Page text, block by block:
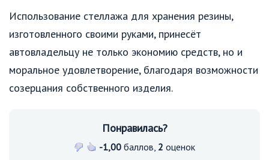
Использование стеллажа для хранения резины,
изготовленного своими руками, принесёт
автовладельцу не только экономию средств, но и
моральное удовлетворение, благодаря возможности
созерцания собственного изделия.
Понравилась?
-1,00 баллов, 2 оценок